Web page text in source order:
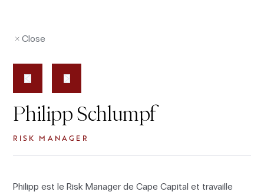
Close
Philipp Schlumpf
RISK MANAGER
Philipp est le Risk Manager de Cape Capital et travaille